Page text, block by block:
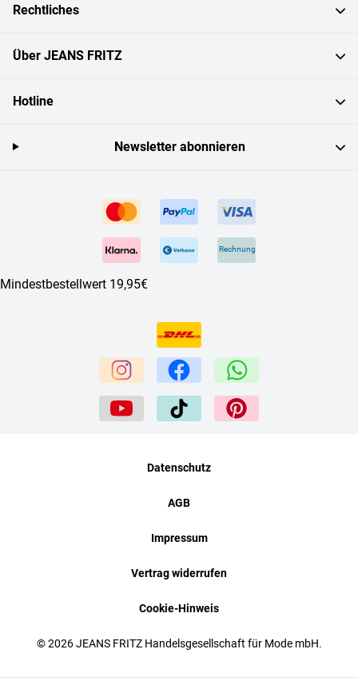
Rechtliches
Über JEANS FRITZ
Hotline
Rechnung
Mindestbestellwert 19,95€
Newsletter abonnieren
© 2026 JEANS FRITZ Handelsgesellschaft für Mode mbH.
Datenschutz
AGB
Impressum
Vertrag widerrufen
Cookie-Hinweis